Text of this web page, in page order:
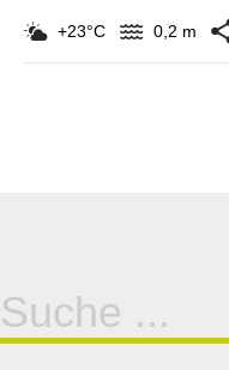
+23°C 0,2 m
Suche
für: